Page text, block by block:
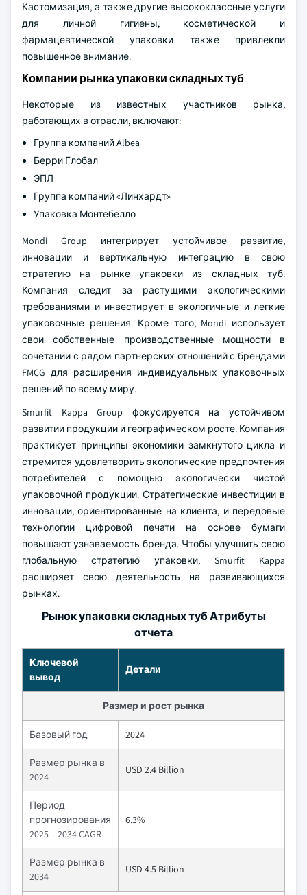
Кастомизация, а также другие высококлассные услуги
для личной гигиены, косметической и
фармацевтической упаковки также привлекли
повышенное внимание.
Компании рынка упаковки складных туб
Некоторые из известных участников рынка,
работающих в отрасли, включают:
Группа компаний Albea
Берри Глобал
ЭПЛ
Группа компаний «Линхардт»
Упаковка Монтебелло
Mondi Group интегрирует устойчивое развитие,
инновации и вертикальную интеграцию в свою
стратегию на рынке упаковки из складных туб.
Компания следит за растущими экологическими
требованиями и инвестирует в экологичные и легкие
упаковочные решения. Кроме того, Mondi использует
свои собственные производственные мощности в
сочетании с рядом партнерских отношений с брендами
FMCG для расширения индивидуальных упаковочных
решений по всему миру.
Smurfit Kappa Group фокусируется на устойчивом
развитии продукции и географическом росте. Компания
практикует принципы экономики замкнутого цикла и
стремится удовлетворить экологические предпочтения
потребителей с помощью экологически чистой
упаковочной продукции. Стратегические инвестиции в
инновации, ориентированные на клиента, и передовые
технологии цифровой печати на основе бумаги
повышают узнаваемость бренда. Чтобы улучшить свою
глобальную стратегию упаковки, Smurfit Kappa
расширяет свою деятельность на развивающихся
рынках.
Рынок упаковки складных туб Атрибуты
отчета
Ключевой
вывод
Детали
Размер и рост рынка
Базовый год 2024
Размер рынка в
2024
USD 2.4 Billion
Период
прогнозирования
2025 – 2034 CAGR
6.3%
Размер рынка в
2034
USD 4.5 Billion